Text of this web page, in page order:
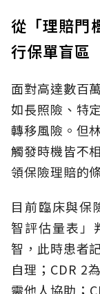
從「理賠門
行保單盲區
面對高達數百
如長照險、特
轉移風險。但
觸發時機皆不
領保險理賠的
目前臨床與保
智評估量表」
智，此時患者
自理；CDR 2
需他人協助；